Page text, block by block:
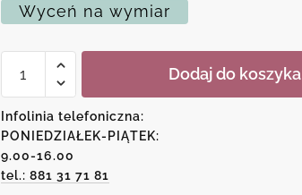
Wyceń na wymiar
Plakat
góry
Dodaj do koszyka
Infolinia telefoniczna:
PONIEDZIAŁEK-PIĄTEK:
9.00-16.00
tel.: 881 31 71 81